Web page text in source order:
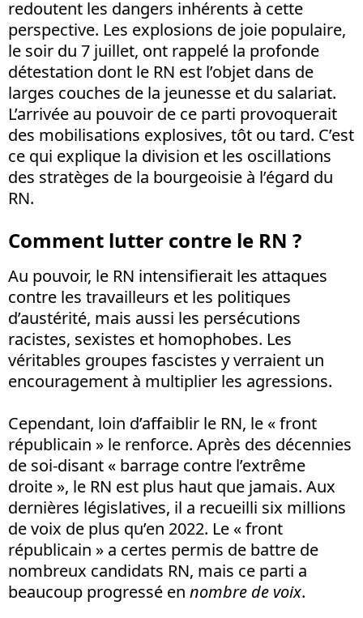
redoutent les dangers inhérents à cette
perspective. Les explosions de joie populaire,
le soir du 7 juillet, ont rappelé la profonde
détestation dont le RN est l’objet dans de
larges couches de la jeunesse et du salariat.
L’arrivée au pouvoir de ce parti provoquerait
des mobilisations explosives, tôt ou tard. C’est
ce qui explique la division et les oscillations
des stratèges de la bourgeoisie à l’égard du
RN.
Comment lutter contre le RN ?
Au pouvoir, le RN intensifierait les attaques
contre les travailleurs et les politiques
d’austérité, mais aussi les persécutions
racistes, sexistes et homophobes. Les
véritables groupes fascistes y verraient un
encouragement à multiplier les agressions.
Cependant, loin d’affaiblir le RN, le « front
républicain » le renforce. Après des décennies
de soi-disant « barrage contre l’extrême
droite », le RN est plus haut que jamais. Aux
dernières législatives, il a recueilli six millions
de voix de plus qu’en 2022. Le « front
républicain » a certes permis de battre de
nombreux candidats RN, mais ce parti a
beaucoup progressé en nombre de voix.